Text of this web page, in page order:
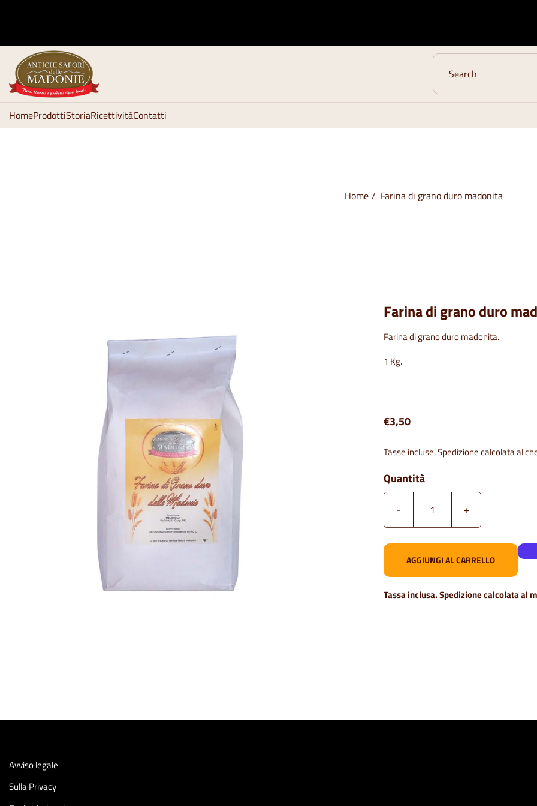
HomeProdottiStoriaRicettivitàContatti
Home Farina di grano duro madonita
Farina di grano duro
Farina di grano duro madonita.
1 Kg.
€3,50
Tasse incluse.Spedizionecalcolata al
Quantità
-
+
AGGIUNGI AL CARRELLO
Tassa inclusa.Spedizionecalcolata al
Avviso legale
Sulla Privacy